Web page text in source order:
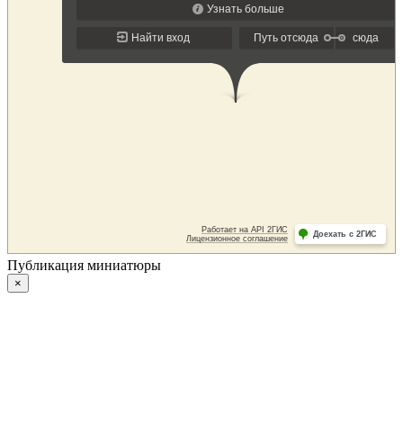
Публикация миниатюры
×